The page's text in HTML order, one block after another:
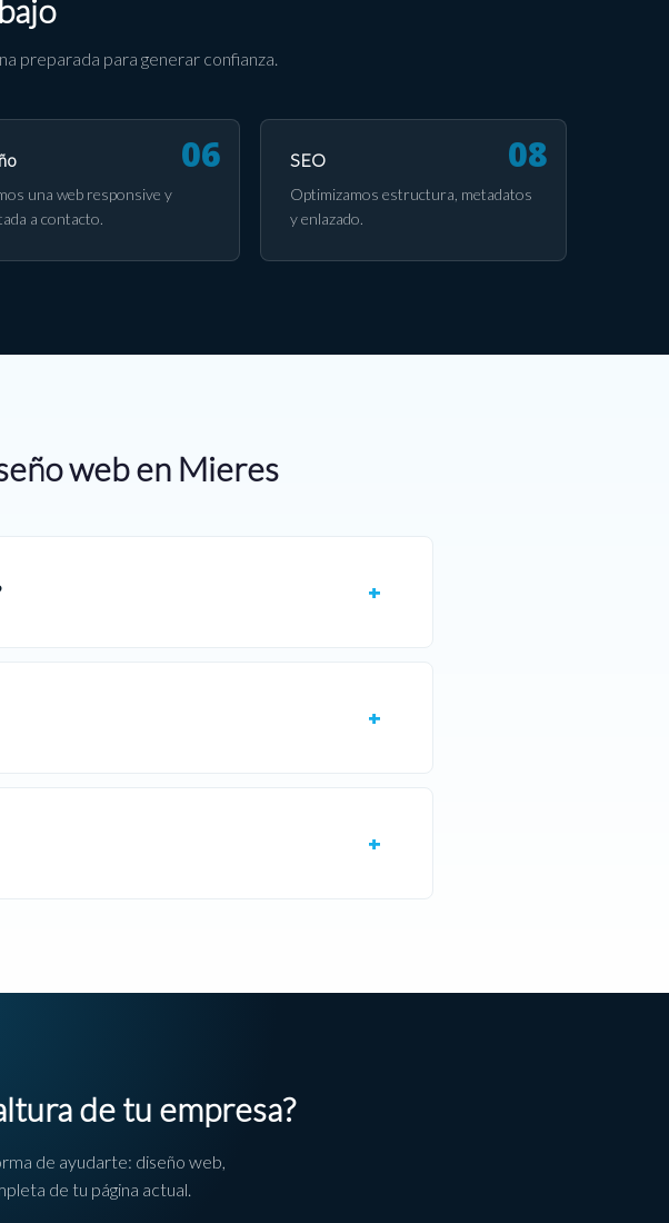
preparada para generar confianza.
una web responsive y
a contacto.
SEO
Optimizamos estructura, metadatos
y enlazado.
web en Mieres
de tu empresa?
de ayudarte: diseño web,
de tu página actual.